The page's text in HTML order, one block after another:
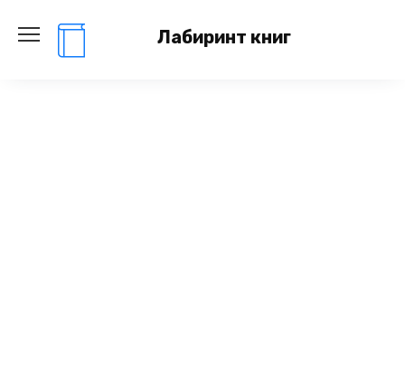
содержанию
Лабиринт книг